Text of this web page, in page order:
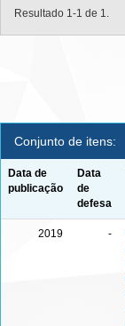
Resultado 1-1 de 1.
Conjunto de itens:
Data de
publicação
Data
de
defesa
2019 -